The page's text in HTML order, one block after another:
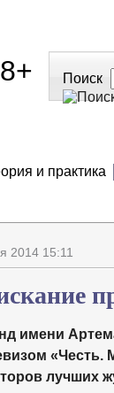
Поиск
и практика
2014 15:11
имени
«Честь.
лучших